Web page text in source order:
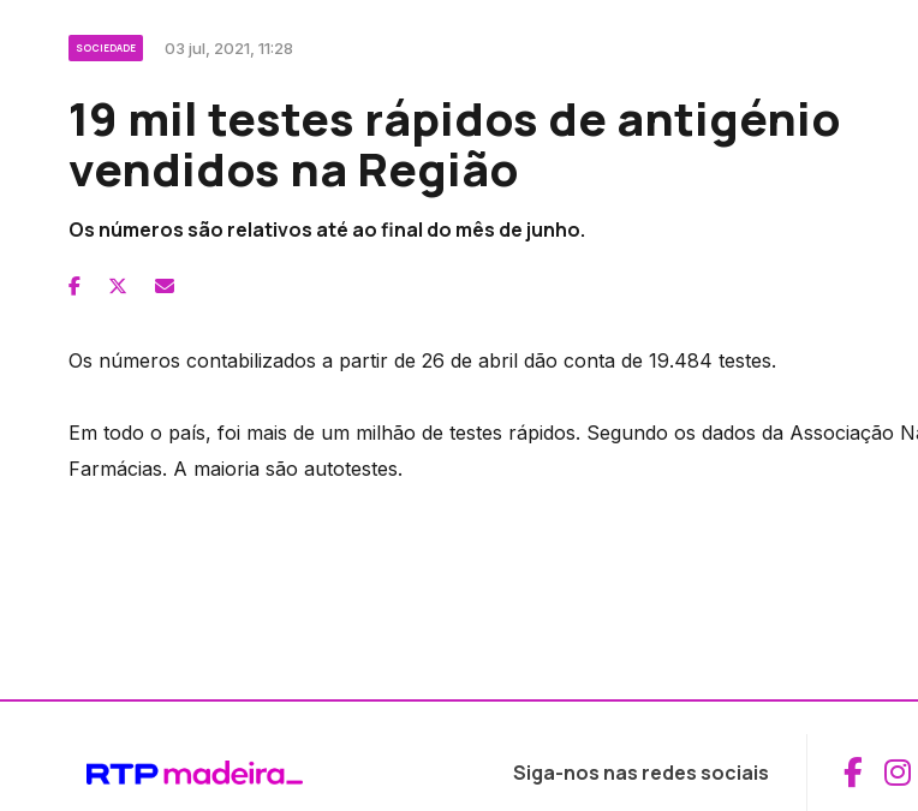
SOCIEDADE 03 jul, 2021, 11:28
19 mil testes rápidos de antigénio
vendidos na Região
Os números são relativos até ao final do mês de junho.
Os números contabilizados a partir de 26 de abril dão conta de 19.484 testes.
Em todo o país, foi mais de um milhão de testes rápidos. Segundo os dados da Associação
Farmácias. A maioria são autotestes.
Siga-nos nas redes sociais